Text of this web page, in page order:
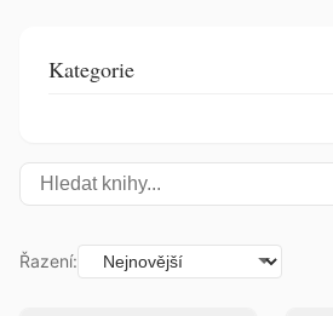
Kategorie
Řazení: